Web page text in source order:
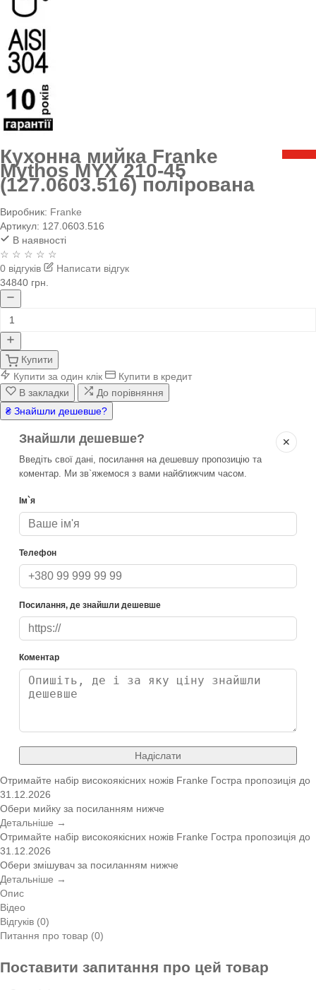
Кухонна мийка Franke
Mythos MYX 210-45
(127.0603.516) полірована
Виробник: Franke
Артикул: 127.0603.516
В наявності
☆ ☆ ☆ ☆ ☆
0 відгуків
Написати відгук
34840 грн.
Купити
Купити за один клік
Купити в кредит
В закладки
До порівняння
₴ Знайшли дешевше?
✕
Знайшли дешевше?
Введіть свої дані, посилання на дешевшу пропозицію та
коментар. Ми зв`яжемося з вами найближчим часом.
Ім`я
Телефон
Посилання, де знайшли дешевше
Коментар
Надіслати
Отримайте набір високоякісних ножів Franke Гостра пропозиція до
31.12.2026
Обери мийку за посиланням нижче
Детальніше →
Отримайте набір високоякісних ножів Franke Гостра пропозиція до
31.12.2026
Обери змішувач за посиланням нижче
Детальніше →
Опис
Відео
Відгуків (0)
Питання про товар (0)
Поставити запитання про цей товар